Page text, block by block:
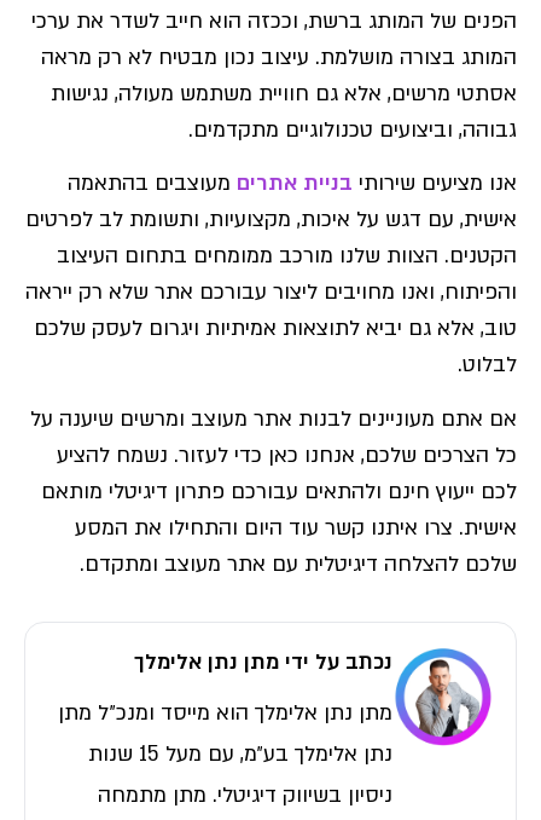
הפנים של המותג ברשת, וככזה הוא חייב לשדר את ערכי
המותג בצורה מושלמת. עיצוב נכון מבטיח לא רק מראה
אסתטי מרשים, אלא גם חוויית משתמש מעולה, נגישות
גבוהה, וביצועים טכנולוגיים מתקדמים.
אנו מציעים שירותי בניית אתרים מעוצבים בהתאמה
אישית, עם דגש על איכות, מקצועיות, ותשומת לב לפרטים
הקטנים. הצוות שלנו מורכב ממומחים בתחום העיצוב
והפיתוח, ואנו מחויבים ליצור עבורכם אתר שלא רק ייראה
טוב, אלא גם יביא לתוצאות אמיתיות ויגרום לעסק שלכם
לבלוט.
אם אתם מעוניינים לבנות אתר מעוצב ומרשים שיענה על
כל הצרכים שלכם, אנחנו כאן כדי לעזור. נשמח להציע
לכם ייעוץ חינם ולהתאים עבורכם פתרון דיגיטלי מותאם
אישית. צרו איתנו קשר עוד היום והתחילו את המסע
שלכם להצלחה דיגיטלית עם אתר מעוצב ומתקדם.
נכתב על ידי מתן נתן אלימלך
מתן נתן אלימלך הוא מייסד ומנכ״ל מתן
נתן אלימלך בע״מ, עם מעל 15 שנות
ניסיון בשיווק דיגיטלי. מתן מתמחה